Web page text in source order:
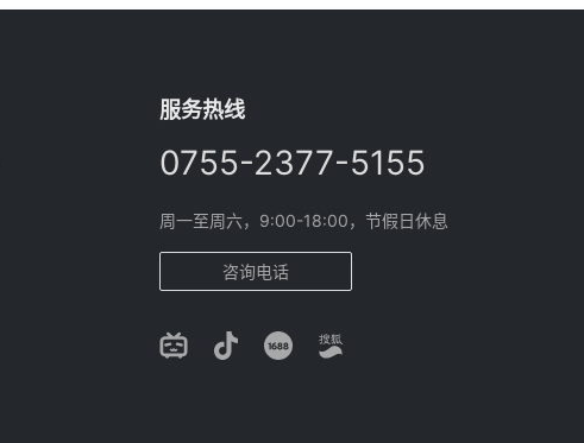
服务热线
0755-2377-5155
周一至周六，9:00-18:00，节假日休息
咨询电话